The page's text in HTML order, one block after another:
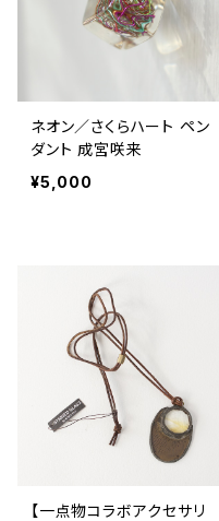
ネオン／さくらハート ペン
ダント 成宮咲来
¥5,000
【一点物コラボアクセサリ